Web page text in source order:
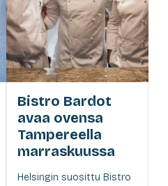
Bistro Bardot
avaa ovensa
Tampereella
marraskuussa
Helsingin suosittu Bistro